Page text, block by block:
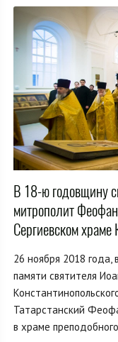
В 18-ю годовщину
митрополит
Сергиевском храме
26 ноября 2018 года,
памяти святителя
Татарстанский
в храме